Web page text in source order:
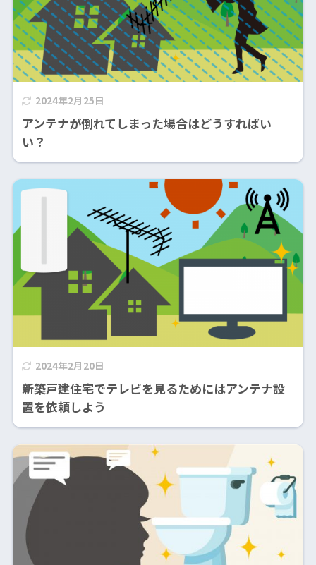
2024年2月25日
アンテナが倒れてしまった場合はどうすればい
い？
2024年2月20日
新築戸建住宅でテレビを見るためにはアンテナ設
置を依頼しよう